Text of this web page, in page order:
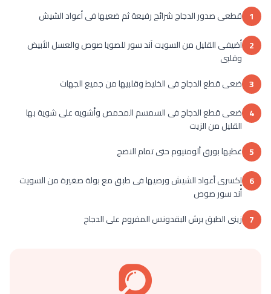
1 قطعى صدور الدجاج شرائح رفيعة ثم ضعيها فى أعواد الشيش
2 أضيفى القليل من السويت آند سور للصويا صوص والعسل الأبيض
وقلبى
3 ضعى قطع الدجاج فى الخليط وقلبيها من جميع الجهات
4 ضعى قطع الدجاج فى السمسم المحمص وأشويه على شوية بها
القليل من الزيت
5 غطيها بورق ألومنيوم حتى تمام النضج
6 إكسرى أعواد الشيش ورصيها فى طبق مع بولة صغيرة من السويت
أند سور صوص
7 زينى الطبق برش البقدونس المفروم على الدجاج